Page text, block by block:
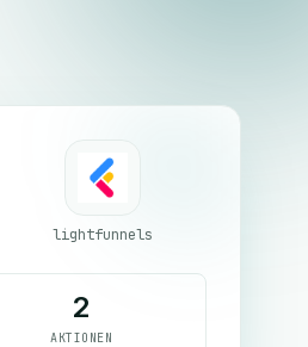
lightfunnels
2
AKTIONEN